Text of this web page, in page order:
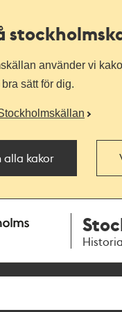
använder vi
sätt för dig.
alla kakor